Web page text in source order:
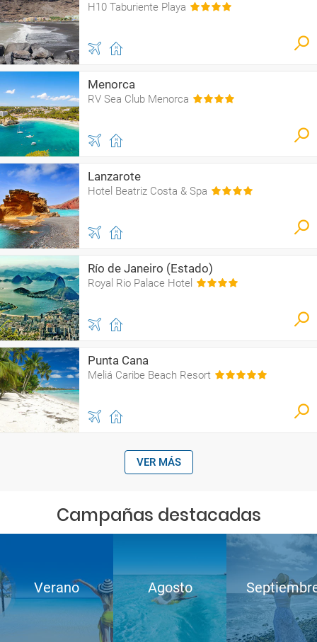
H10 Taburiente Playa
Menorca
RV Sea Club Menorca
Lanzarote
Hotel Beatriz Costa & Spa
Río de Janeiro (Estado)
Royal Rio Palace Hotel
Punta Cana
Meliá Caribe Beach Resort
VER MÁS
Campañas destacadas
Verano Agosto